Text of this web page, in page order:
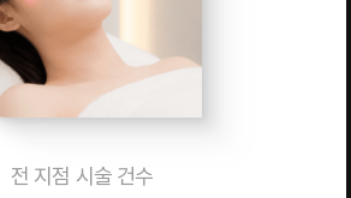
전 지점 시술 건수